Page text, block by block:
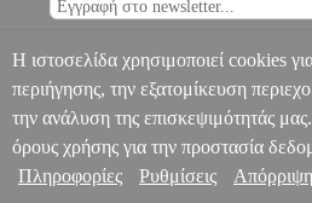
ANGELS (UHD + BLU-RAY)
•SONY στην κατηγορία
ΑΓΓΕΛΟΙ ΤΟΥ ΤΣΑΡΛΙ (UHD +
ANGELS (UHD +
0
Πληροφορίες & Υπηρεσίες >
Η ιστοσελίδα χρησιμοποιεί cookies
περιήγησης, την εξατομίκευση
την ανάλυση της επισκεψιμότητάς
όρους χρήσης για την προστασία
Πληροφορίες
Ρυθμίσεις Απόρριψη